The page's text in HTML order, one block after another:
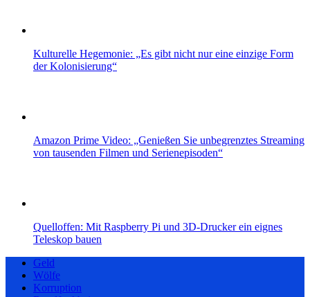
Kulturelle Hegemonie: „Es gibt nicht nur eine einzige Form
der Kolonisierung“
Amazon Prime Video: „Genießen Sie unbegrenztes Streaming
von tausenden Filmen und Serienepisoden“
Quelloffen: Mit Raspberry Pi und 3D-Drucker ein eignes
Teleskop bauen
Geld
Wölfe
Korruption